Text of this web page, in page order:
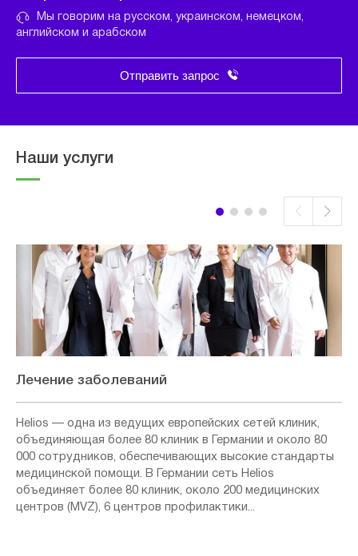
Мы говорим на русском, украинском, немецком,
английском и арабском
Отправить запрос
Наши услуги
Лечение заболеваний
Helios — одна из ведущих европейских сетей клиник,
объединяющая более 80 клиник в Германии и около 80
000 сотрудников, обеспечивающих высокие стандарты
медицинской помощи. В Германии сеть Helios
объединяет более 80 клиник, около 200 медицинских
центров (MVZ), 6 центров профилактики...